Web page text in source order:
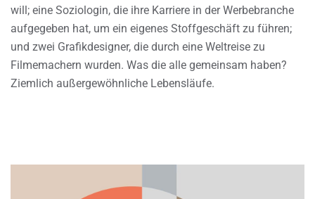
will; eine Soziologin, die ihre Karriere in der Werbebranche
aufgegeben hat, um ein eigenes Stoffgeschäft zu führen;
und zwei Grafikdesigner, die durch eine Weltreise zu
Filmemachern wurden. Was die alle gemeinsam haben?
Ziemlich außergewöhnliche Lebensläufe.